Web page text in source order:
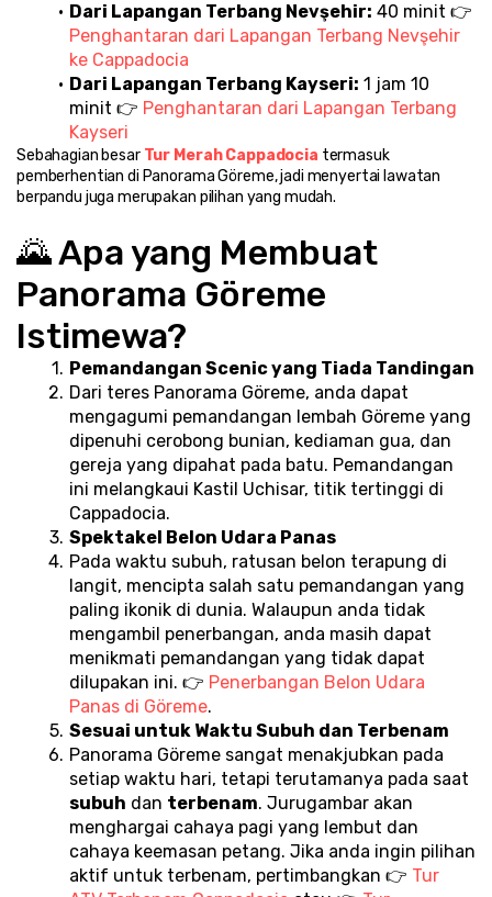
Dari Lapangan Terbang Nevşehir:
Penghantaran dari Lapangan Terbang Nevşehir
ke Cappadocia
Dari Lapangan Terbang Kayseri: 1 jam 10
minit 👉 Penghantaran dari Lapangan Terbang
Kayseri
Sebahagian besar Tur Merah Cappadocia termasuk
pemberhentian di Panorama Göreme, jadi menyertai lawatan
berpandu juga merupakan pilihan yang mudah.
🌄 Apa yang Membuat
Panorama Göreme
Istimewa?
Pemandangan Scenic yang Tiada Tandingan
Dari teres Panorama Göreme, anda dapat
mengagumi pemandangan lembah Göreme yang
dipenuhi cerobong bunian, kediaman gua, dan
gereja yang dipahat pada batu. Pemandangan
ini melangkaui Kastil Uchisar, titik tertinggi di
Cappadocia.
Spektakel Belon Udara Panas
Pada waktu subuh, ratusan belon terapung di
langit, mencipta salah satu pemandangan yang
paling ikonik di dunia. Walaupun anda tidak
mengambil penerbangan, anda masih dapat
menikmati pemandangan yang tidak dapat
dilupakan ini. 👉 Penerbangan Belon Udara
Panas di Göreme.
Sesuai untuk Waktu Subuh dan Terbenam
Panorama Göreme sangat menakjubkan pada
subuh dan terbenam. Jurugambar akan
menghargai cahaya pagi yang lembut dan
cahaya keemasan petang. Jika anda ingin pilihan
aktif untuk terbenam, pertimbangkan 👉 Tur